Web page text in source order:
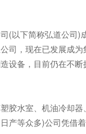
下简称弘道公司)
司，现在已发展成
设备，目前仍在不
水室、机油冷却器
产等众多)公司凭借